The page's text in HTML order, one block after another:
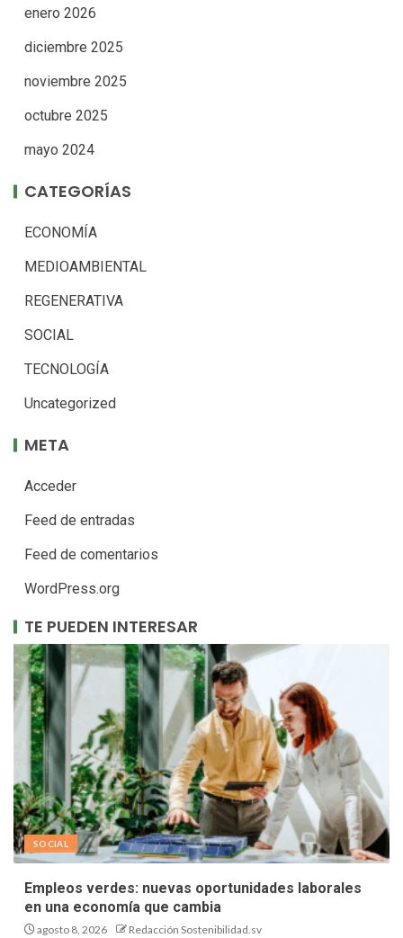
enero 2026
diciembre 2025
noviembre 2025
octubre 2025
mayo 2024
CATEGORÍAS
ECONOMÍA
MEDIOAMBIENTAL
REGENERATIVA
SOCIAL
TECNOLOGÍA
Uncategorized
META
Acceder
Feed de entradas
Feed de comentarios
WordPress.org
TE PUEDEN INTERESAR
SOCIAL
Empleos verdes: nuevas oportunidades laborales
en una economía que cambia
agosto 8, 2026 Redacción Sostenibilidad.sv